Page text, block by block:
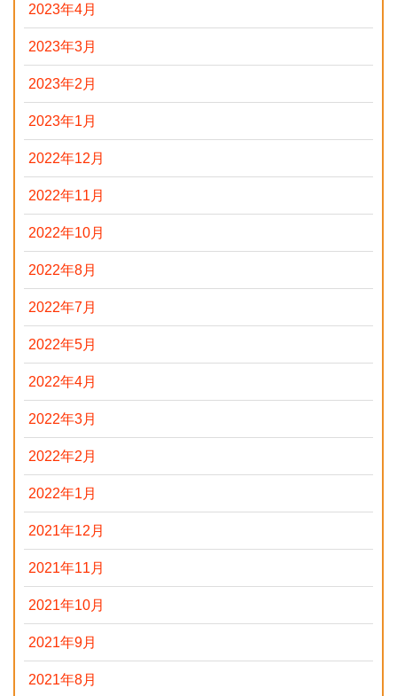
2023年4月
2023年3月
2023年2月
2023年1月
2022年12月
2022年11月
2022年10月
2022年8月
2022年7月
2022年5月
2022年4月
2022年3月
2022年2月
2022年1月
2021年12月
2021年11月
2021年10月
2021年9月
2021年8月